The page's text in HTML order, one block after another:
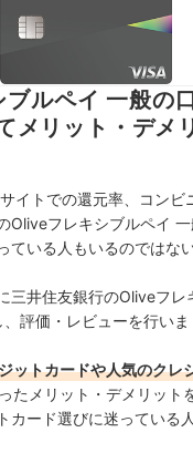
ルペイ 一般の
メリット・デメ
イトでの還元率、コンビ
Oliveフレキシブルペイ
ている人もいるのではな
三井住友銀行のOliveフレ
評価・レビューを行いま
ットカードや人気のクレ
たメリット・デメリット
カード選びに迷っている